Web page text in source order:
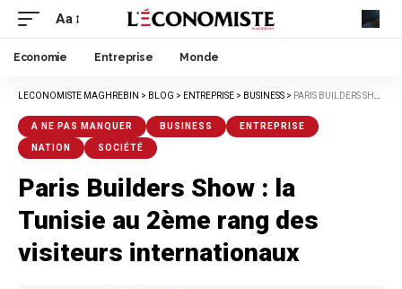
Aa
Economie Entreprise Monde
LECONOMISTE MAGHREBIN > BLOG > ENTREPRISE > BUSINESS > PARIS BUILDERS SHOW : LA TUNISIE AU 2ÈME RANG DES VISITEURS INTERNATIONAUX
A NE PAS MANQUER BUSINESS ENTREPRISE
NATION SOCIÉTÉ
Paris Builders Show : la
Tunisie au 2ème rang des
visiteurs internationaux